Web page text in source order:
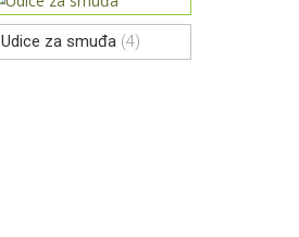
Udice za smuđa (4)